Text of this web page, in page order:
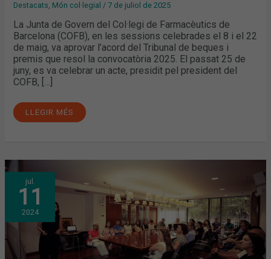
Destacats, Món col·legial / 7 de juliol de 2025
La Junta de Govern del Col·legi de Farmacèutics de
Barcelona (COFB), en les sessions celebrades el 8 i el 22
de maig, va aprovar l’acord del Tribunal de beques i
premis que resol la convocatòria 2025. El passat 25 de
juny, es va celebrar un acte, presidit pel president del
COFB, […]
LLEGIR MÉS
jul.
11
2024
RESOLUCIÓ
DE
LA
2024
DE
BEQUES
PREMIS
DEL
COFB